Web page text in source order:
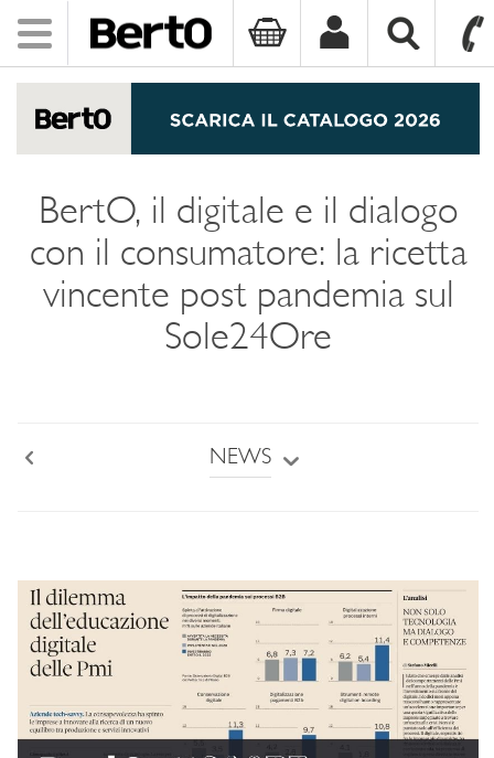
Toggle
navigation
BertO, il digitale e il dialogo
con il consumatore: la ricetta
vincente post pandemia sul
Sole24Ore
NEWS